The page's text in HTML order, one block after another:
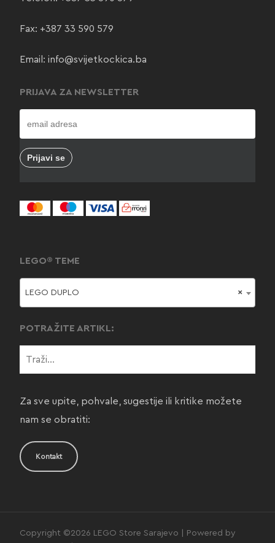
Fax: +387 33 590 579
Email: info@svijetkockica.ba
PRIJAVA ZA NEWSLETTER
LEGO® TEME
×
LEGO DUPLO
POTRAŽITE ARTIKL:
Za sve upite, pohvale, sugestije ili kritike možete
nam se obratiti:
Kontakt
Copyright ©2026 LEGO Store Sarajevo | Powered by